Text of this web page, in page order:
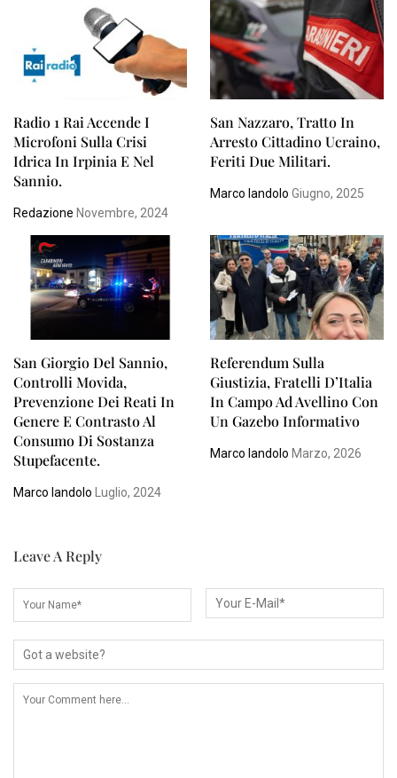
Radio 1 Rai Accende I
Microfoni Sulla Crisi
Idrica In Irpinia E Nel
Sannio.
Redazione Novembre, 2024
San Nazzaro, Tratto In
Arresto Cittadino Ucraino,
Feriti Due Militari.
Marco Iandolo Giugno, 2025
San Giorgio Del Sannio,
Controlli Movida,
Prevenzione Dei Reati In
Genere E Contrasto Al
Consumo Di Sostanza
Stupefacente.
Marco Iandolo Luglio, 2024
Referendum Sulla
Giustizia, Fratelli D’Italia
In Campo Ad Avellino Con
Un Gazebo Informativo
Marco Iandolo Marzo, 2026
Leave A Reply